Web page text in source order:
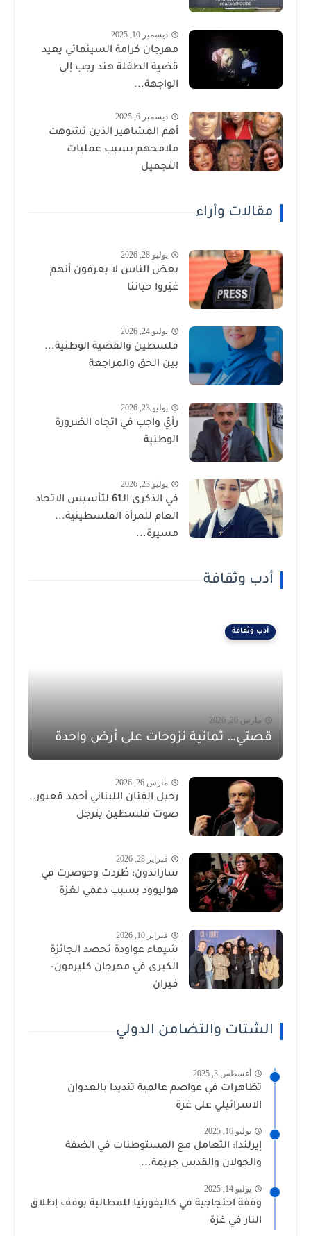
ديسمبر 10, 2025
مهرجان كرامة السينمائي يعيد
قضية الطفلة هند رجب إلى
الواجهة...
ديسمبر 6, 2025
أهم المشاهير الذين تشوهت
ملامحهم بسبب عمليات
التجميل
مقالات وأراء
يوليو 28, 2026
بعض الناس لا يعرفون أنهم
غيّروا حياتنا
يوليو 24, 2026
فلسطين والقضية الوطنية...
بين الحق والمراجعة
يوليو 23, 2026
رأيٌ واجب في اتجاه الضرورة
الوطنية
يوليو 23, 2026
في الذكرى الـ61 لتأسيس الاتحاد
العام للمرأة الفلسطينية...
مسيرة...
أدب وثقافة
أدب وثقافة
مارس 26, 2026
قصتي… ثمانية نزوحات على أرض واحدة
مارس 26, 2026
رحيل الفنان اللبناني أحمد قعبور..
صوت فلسطين يترجل
فبراير 28, 2026
ساراندون: طُردت وحوصرت في
هوليوود بسبب دعمي لغزة
فبراير 10, 2026
شيماء عواودة تحصد الجائزة
الكبرى في مهرجان كليرمون-
فيران
الشتات والتضامن الدولي
أغسطس 3, 2025
تظاهرات في عواصم عالمية تنديدا بالعدوان
الاسرائيلي على غزة
يوليو 16, 2025
إيرلندا: التعامل مع المستوطنات في الضفة
والجولان والقدس جريمة...
يوليو 14, 2025
وقفة احتجاجية في كاليفورنيا للمطالبة بوقف إطلاق
النار في غزة